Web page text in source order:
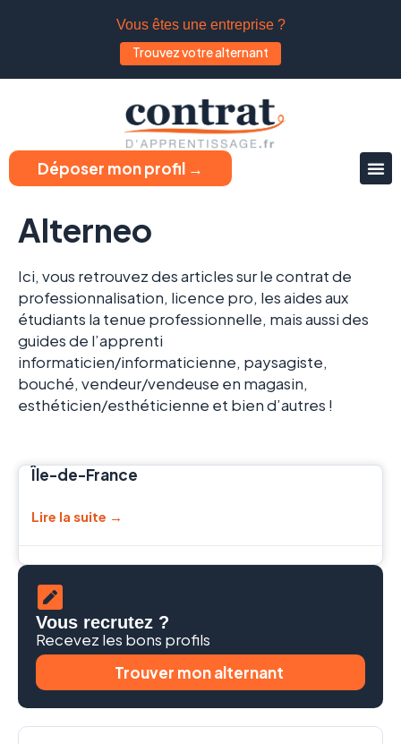
Vous êtes une entreprise ?
Trouvez votre alternant
Déposer mon profil →
Alterneo
Ici, vous retrouvez des articles sur le contrat de
professionnalisation, licence pro, les aides aux
étudiants la tenue professionnelle, mais aussi des
guides de l’apprenti
informaticien/informaticienne, paysagiste,
bouché, vendeur/vendeuse en magasin,
esthéticien/esthéticienne et bien d’autres !
Île-de-France
Lire la suite →
Vous recrutez ?
Recevez les bons profils
Trouver mon alternant